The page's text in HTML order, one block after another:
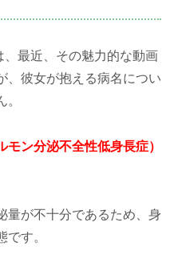
、最近、その魅力的な動画
、彼女が抱える病名につい
モン分泌不全性低身長症）
量が不十分であるため、身
す。